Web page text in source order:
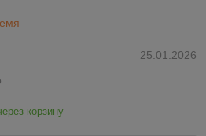
25.01.2026
корзину